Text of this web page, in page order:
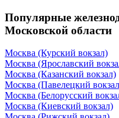
Популярные
Московской области
Москва (Курский вокзал)
Москва (Ярославский
Москва (Казанский вокзал)
Москва (Павелецкий
Москва (Белорусский
Москва (Киевский вокзал)